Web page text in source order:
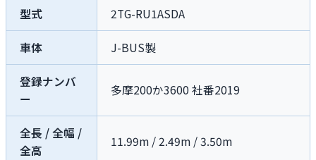
型式 2TG-RU1ASDA
車体 J-BUS製
登録ナンバ
ー
多摩200か3600 社番2019
全長 / 全幅 /
全高
11.99m / 2.49m / 3.50m